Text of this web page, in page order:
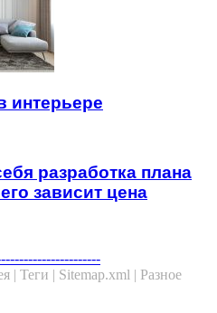
интерьере
разработка плана
зависит цена
| Теги | Sitemap.xml | Разное